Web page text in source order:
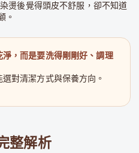
燙後覺得頭皮不舒服，卻不知道
。
，而是要洗得剛剛好、調理
對清潔方式與保養方向。
整解析